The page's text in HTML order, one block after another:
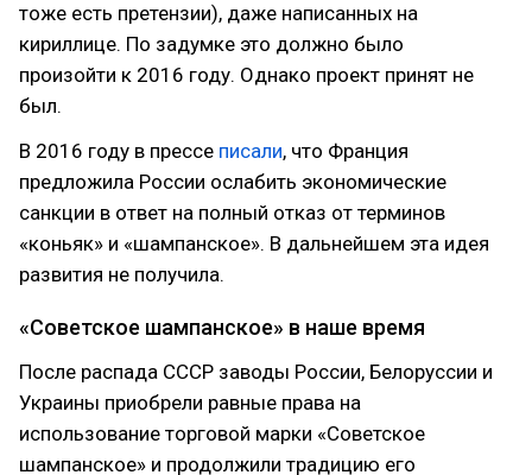
тоже есть претензии), даже написанных на
кириллице. По задумке это должно было
произойти к 2016 году. Однако проект принят не
был.
В 2016 году в прессе писали, что Франция
предложила России ослабить экономические
санкции в ответ на полный отказ от терминов
«коньяк» и «шампанское». В дальнейшем эта идея
развития не получила.
«Советское шампанское» в наше время
После распада СССР заводы России, Белоруссии и
Украины приобрели равные права на
использование торговой марки «Советское
шампанское» и продолжили традицию его